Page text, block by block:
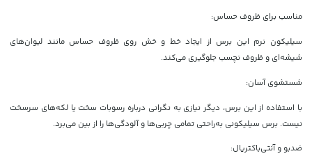
مناسب برای ظروف حساس:
سیلیکون نرم این برس از ایجاد خط و خش روی ظروف حساس مانند لیوان‌های
شیشه‌ای و ظروف نچسب جلوگیری می‌کند.
شستشوی آسان:
با استفاده از این برس، دیگر نیازی به نگرانی درباره رسوبات سخت یا لکه‌های سرسخت
نیست. برس سیلیکونی به‌راحتی تمامی چربی‌ها و آلودگی‌ها را از بین می‌برد.
ضدبو و آنتی‌باکتریال: